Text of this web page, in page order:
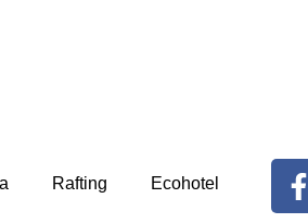
Rafting Ecohotel